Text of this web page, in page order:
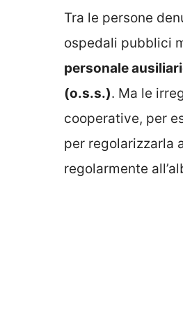
Tra le persone
ospedali pubblici
personale
(o.s.s.). Ma le
cooperative, per
per regolarizzarla
regolarmente